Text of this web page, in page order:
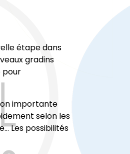
étape dans
gradins
pour
importante
selon les
Les possibilités